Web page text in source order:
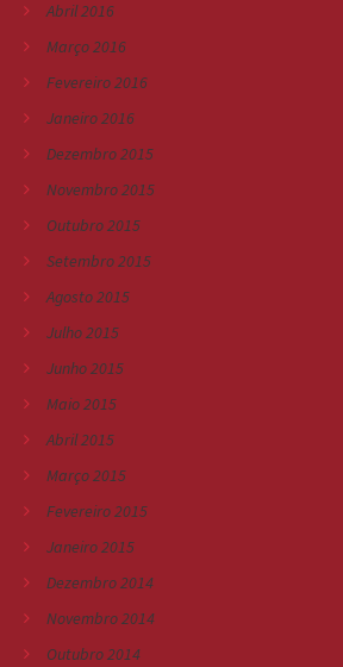
Abril 2016
Março 2016
Fevereiro 2016
Janeiro 2016
Dezembro 2015
Novembro 2015
Outubro 2015
Setembro 2015
Agosto 2015
Julho 2015
Junho 2015
Maio 2015
Abril 2015
Março 2015
Fevereiro 2015
Janeiro 2015
Dezembro 2014
Novembro 2014
Outubro 2014